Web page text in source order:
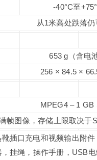
-40°C至
从1米高处跌落仍
653 g（含电池
256 × 84.5 ×
MPEG4 – 1 GB
帧图像，存储上限取决于
插口充电和视频输出附
挂绳，操作手册，USB